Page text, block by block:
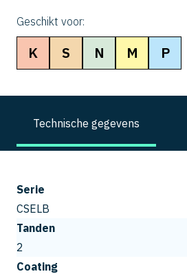
Geschikt voor:
K S N M P
Technische gegevens
Serie
CSELB
Tanden
2
Coating